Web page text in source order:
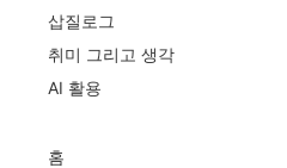
삽질로그
취미 그리고 생각
AI 활용
홈